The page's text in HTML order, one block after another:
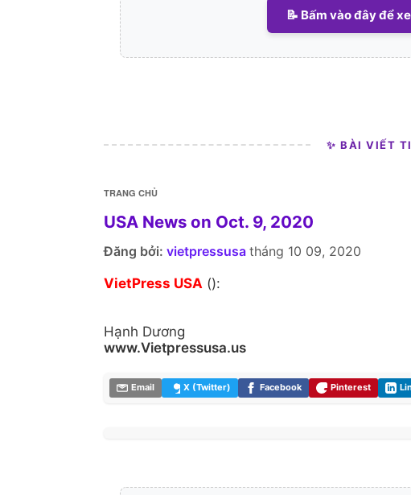
📝 Bấm vào đây để
✨ BÀI VIẾT
TRANG CHỦ
USA News on Oct. 9, 2020
Đăng bởi: vietpressusa tháng 10 09, 2020
VietPress USA ():
Hạnh Dương
www.Vietpressusa.us
Email X (Twitter) Facebook Pinterest